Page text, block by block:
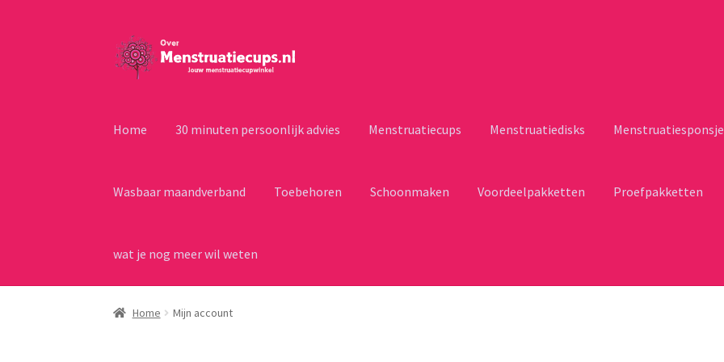
Ga
door
naar
Ga
naar
Home 30 minuten persoonlijk advies Menstruatiecups Menstruatiedisks
Wasbaar maandverband Toebehoren Schoonmaken Voordeelpakketten Proefpakketten
wat je nog meer wil weten
Home Mijn account